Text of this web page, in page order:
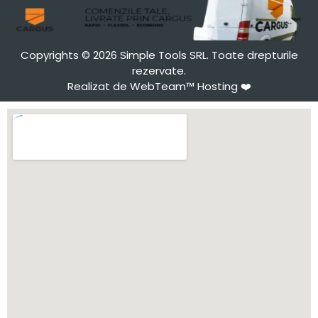
Copyrights © 2026 Simple Tools SRL. Toate drepturile
rezervate.
Realizat de WebTeam™ Hosting ❤️